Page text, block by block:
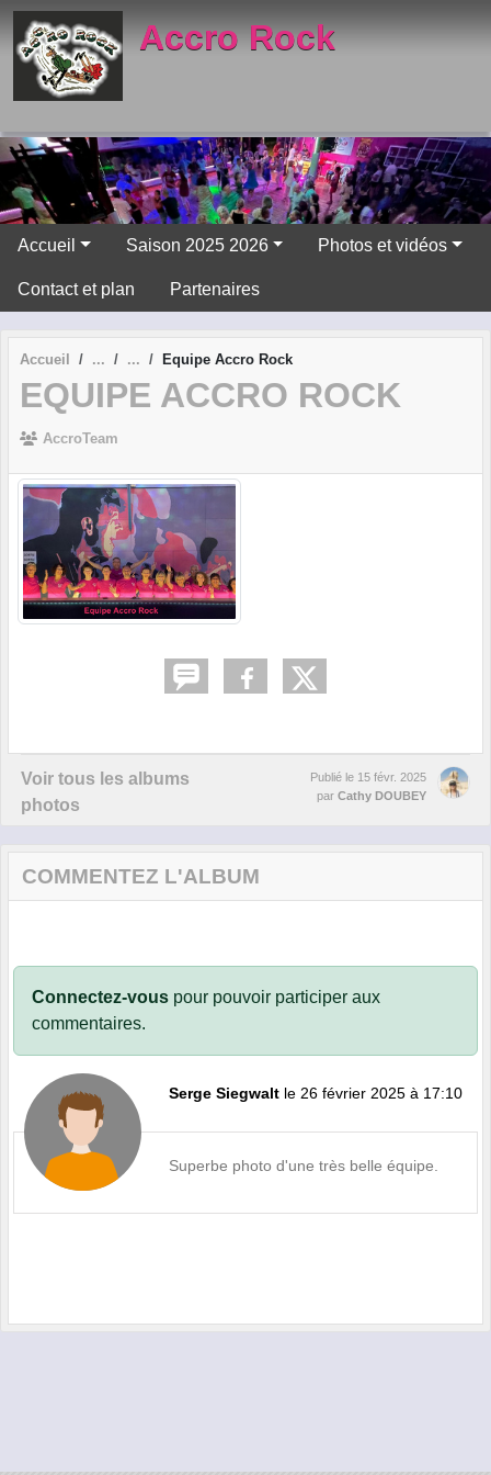
Accro Rock
Accueil Saison 2025 2026 Photos et vidéos
Contact et plan Partenaires
Accueil Equipe Accro Rock
EQUIPE ACCRO ROCK
AccroTeam
Voir tous les albums
photos
Publié le 15 févr. 2025
par Cathy DOUBEY
COMMENTEZ L'ALBUM
Connectez-vous pour pouvoir participer aux
commentaires.
Serge Siegwalt le 26 février 2025 à 17:10
Superbe photo d'une très belle équipe.
Panneau de gestion des cookies